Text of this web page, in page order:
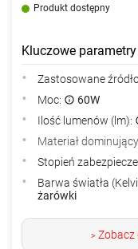
Produkt dostępny
Kluczowe parametry
Zastosowane
Moc:
60W
Ilość lumenów (lm):
Materiał
Stopień
Barwa światła
żarówki
>Zobacz